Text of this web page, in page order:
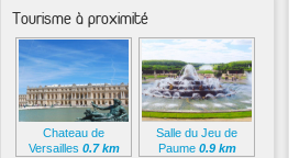
Tourisme à proximité
Chateau de
Versailles 0.7 km
Salle du Jeu de
Paume 0.9 km